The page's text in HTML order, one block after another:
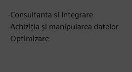
-Consultanta si Integrare
-Achiziția și manipularea datelor
-Optimizare